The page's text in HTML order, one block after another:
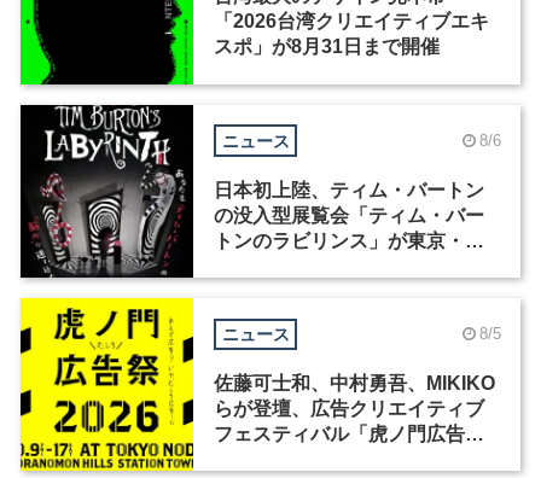
「2026台湾クリエイティブエキ
スポ」が8月31日まで開催
ニュース 8/6
日本初上陸、ティム・バートン
の没入型展覧会「ティム・バー
トンのラビリンス」が東京・豊
ニュース 8/5
佐藤可士和、中村勇吾、MIKIKO
らが登壇、広告クリエイティブ
フェスティバル「虎ノ門広告